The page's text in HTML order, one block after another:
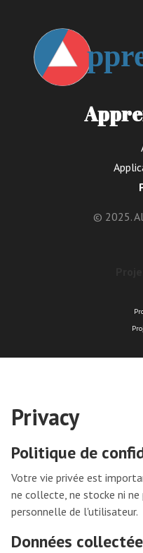
© 2025.
Privacy
Politique de
Votre vie privée est
ne collecte, ne stocke ni ne
personnelle de l'utilisateur.
Données